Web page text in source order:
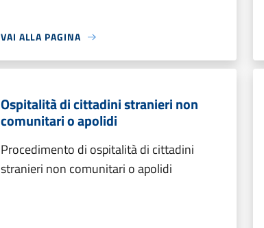
VAI ALLA PAGINA
Ospitalità di cittadini stranieri non
comunitari o apolidi
Procedimento di ospitalità di cittadini
stranieri non comunitari o apolidi